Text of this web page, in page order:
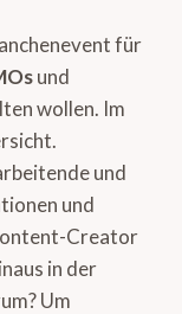
für
und
wollen. Im
und
und
Creator
in der
Um